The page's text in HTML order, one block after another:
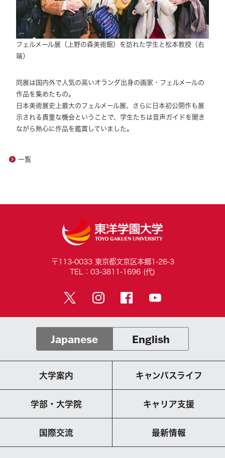
フェルメール展（上野の森美術館）を訪れた学生と松本教授（右
端）
同展は国内外で人気の高いオランダ出身の画家・フェルメールの
作品を集めたもの。
日本美術展史上最大のフェルメール展、さらに日本初公開作も展
示される貴重な機会ということで、学生たちは音声ガイドを聞き
ながら熱心に作品を鑑賞していました。
一覧
〒113-0033 東京都文京区本郷1-26-3
TEL：03-3811-1696 (代)
Japanese English
大学案内 キャンパスライフ
学部・大学院 キャリア支援
国際交流 最新情報